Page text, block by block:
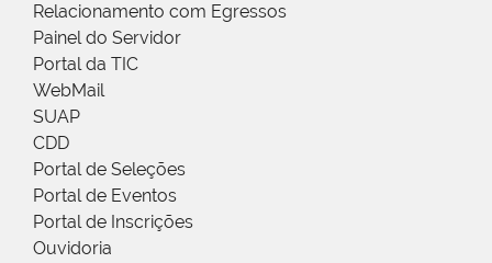
Relacionamento com Egressos
Painel do Servidor
Portal da TIC
WebMail
SUAP
CDD
Portal de Seleções
Portal de Eventos
Portal de Inscrições
Ouvidoria